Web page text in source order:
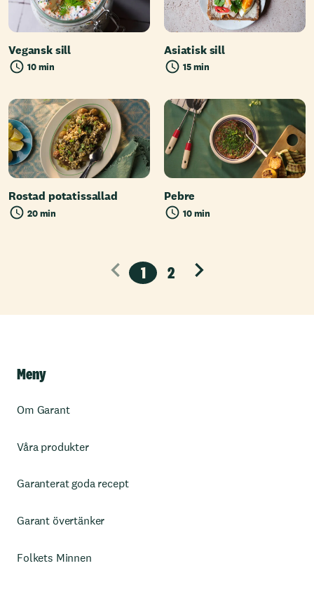
Vegansk sill
10 min
Asiatisk sill
15 min
Rostad potatissallad
20 min
Pebre
10 min
1 2 Nästa
Meny
Om Garant
Våra produkter
Garanterat goda recept
Garant övertänker
Folkets Minnen